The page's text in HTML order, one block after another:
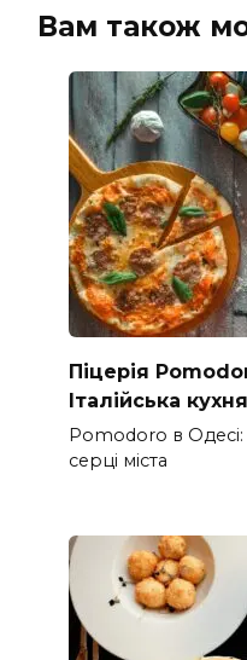
Вам також
Піцерія
Італійська
Pomodoro в Одесі:
серці міста